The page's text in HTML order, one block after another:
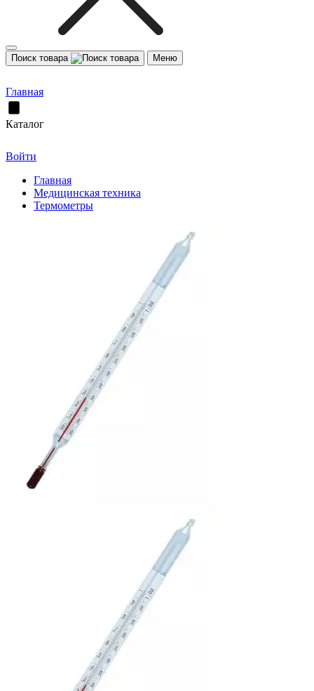
Поиск товара Меню
Главная
Каталог
Войти
Главная
Медицинская техника
Термометры